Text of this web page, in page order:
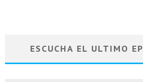
ESCUCHA EL ULTIMO